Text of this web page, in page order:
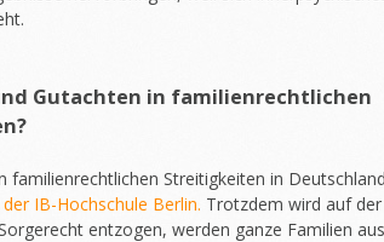
Gutachten in familienrechtlichen
familienrechtlichen Streitigkeiten in
IB-Hochschule Berlin. Trotzdem wird auf
entzogen, werden ganze Familien